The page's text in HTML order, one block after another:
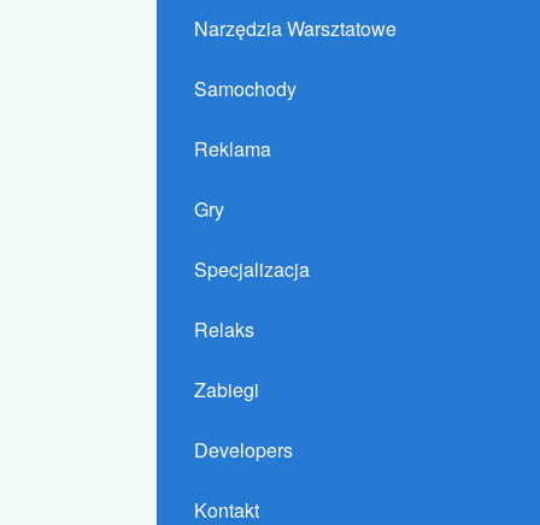
Narzędzia Warsztatowe
Samochody
Reklama
Gry
Specjalizacja
Relaks
Zabiegi
Developers
Kontakt